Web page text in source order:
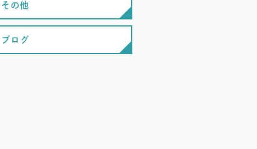
その他
ブログ